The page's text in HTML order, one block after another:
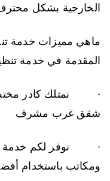
الخارجية بشكل
ماهي مميزات خدمة
المقدمة في خدمة
· نمتلك كادر مختص
شقق غرب مشرف
· نوفر لكم خدمة
ومكاتب باستخدام